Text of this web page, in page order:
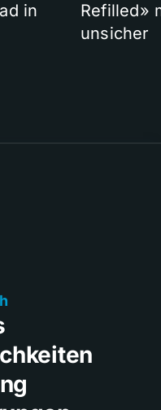
in
Refilled»
unsicher